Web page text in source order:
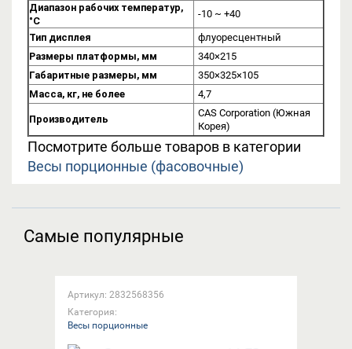
Диапазон рабочих температур,
°C
-10 ~ +40
Тип дисплея
флуоресцентный
Размеры платформы, мм
340×215
Габаритные размеры, мм
350×325×105
Масса, кг, не более
4,7
Производитель
CAS Corporation (Южная
Корея)
Посмотрите больше товаров в категории
Весы порционные (фасовочные)
Самые популярные
Артикул: 2832568356
Категория:
Весы порционные